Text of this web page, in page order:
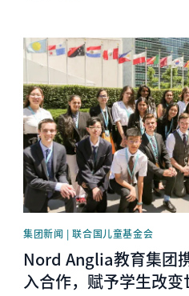
News image
集团新闻 | 联合国儿童基金会
Nord Anglia教育集团
入合作，赋予学生改